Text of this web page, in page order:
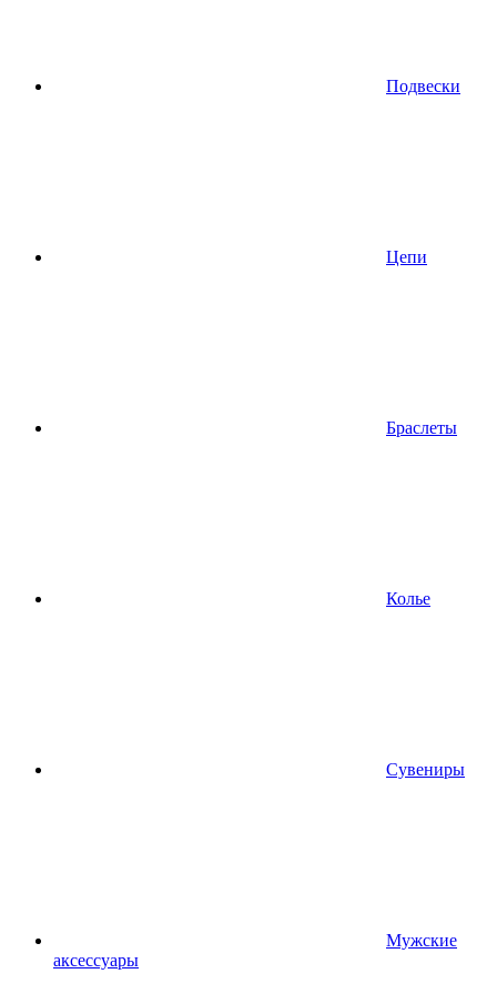
Подвески
Цепи
Браслеты
Колье
Сувениры
Мужские
аксессуары